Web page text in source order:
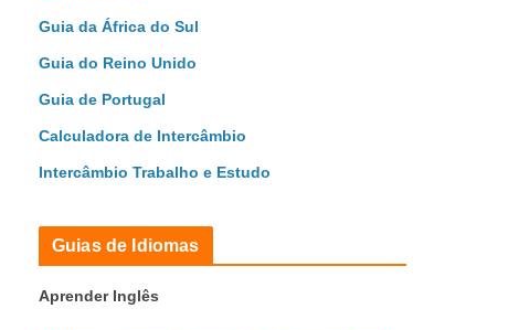
Guia da África do Sul
Guia do Reino Unido
Guia de Portugal
Calculadora de Intercâmbio
Intercâmbio Trabalho e Estudo
Guias de Idiomas
Aprender Inglês